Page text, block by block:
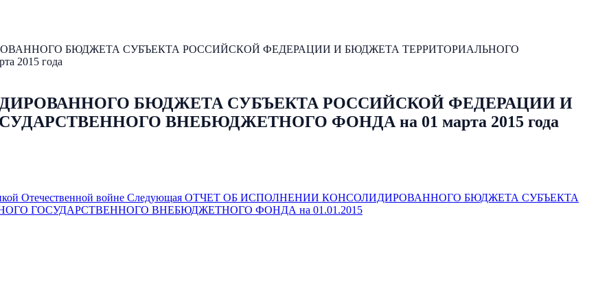
БЮДЖЕТА СУБЪЕКТА РОССИЙСКОЙ ФЕДЕРАЦИИ И БЮДЖЕТА ТЕРРИТОРИАЛЬНОГО
2015 года
БЮДЖЕТА СУБЪЕКТА РОССИЙСКОЙ ФЕДЕРАЦИИ И
ВНЕБЮДЖЕТНОГО ФОНДА на 01 марта 2015 года
Отечественной войне Следующая ОТЧЕТ ОБ ИСПОЛНЕНИИ КОНСОЛИДИРОВАННОГО БЮДЖЕТА СУБЪЕКТА
ГОСУДАРСТВЕННОГО ВНЕБЮДЖЕТНОГО ФОНДА на 01.01.2015